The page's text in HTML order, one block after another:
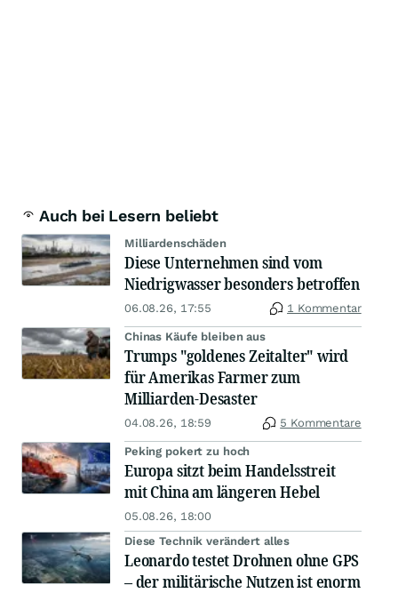
Auch bei Lesern beliebt
Milliardenschäden
Diese Unternehmen sind vom
Niedrigwasser besonders betroffen
06.08.26, 17:55 1 Kommentar
Chinas Käufe bleiben aus
Trumps "goldenes Zeitalter" wird
für Amerikas Farmer zum
Milliarden-Desaster
04.08.26, 18:59 5 Kommentare
Peking pokert zu hoch
Europa sitzt beim Handelsstreit
mit China am längeren Hebel
05.08.26, 18:00
Diese Technik verändert alles
Leonardo testet Drohnen ohne GPS
– der militärische Nutzen ist enorm